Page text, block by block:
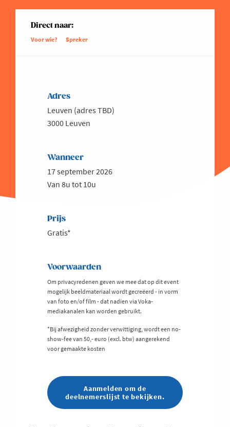
Direct naar:
Voor wie? Spreker
Adres
Leuven (adres TBD)
3000 Leuven
Wanneer
17 september 2026
Van 8u tot 10u
Prijs
Gratis*
Voorwaarden
Om privacyredenen geven we mee dat op dit event
mogelijk beeldmateriaal wordt gecreëerd - in vorm
van foto en/of film - dat nadien via Voka-
mediakanalen kan worden gebruikt.
*Bij afwezigheid zonder verwittiging, wordt een no-
show-fee van 50,- euro (excl. btw) aangerekend
voor gemaakte kosten
Aanmelden om de
deelnemerslijst te bekijken.